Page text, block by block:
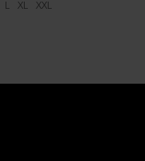
L XL XXL